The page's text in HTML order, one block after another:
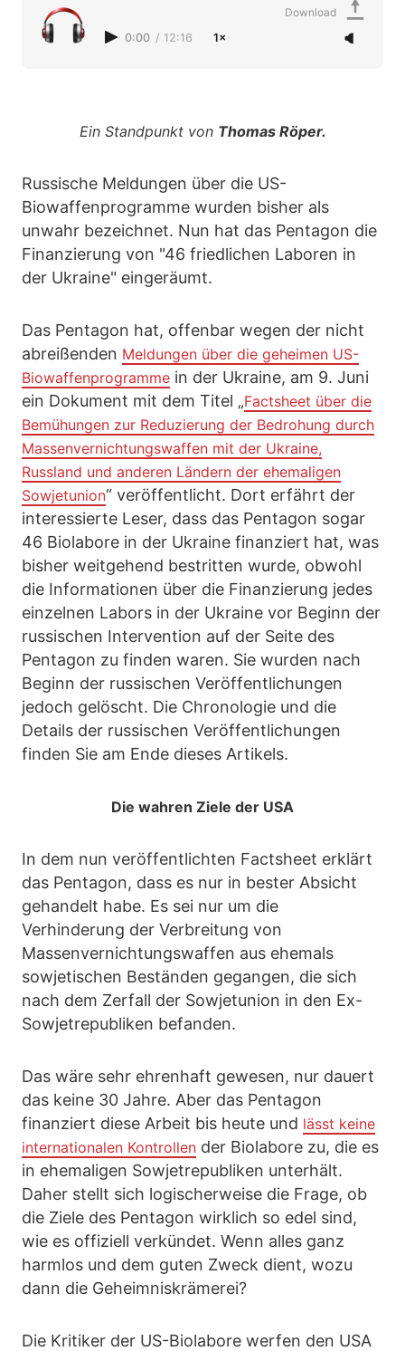
0:00 / 12:16 1×
Download
Ein Standpunkt von Thomas Röper.
Russische Meldungen über die US-
Biowaffenprogramme wurden bisher als
unwahr bezeichnet. Nun hat das Pentagon die
Finanzierung von "46 friedlichen Laboren in
der Ukraine" eingeräumt.
Das Pentagon hat, offenbar wegen der nicht
abreißenden Meldungen über die geheimen US-
Biowaffenprogramme in der Ukraine, am 9. Juni
ein Dokument mit dem Titel „Factsheet über die
Bemühungen zur Reduzierung der Bedrohung durch
Massenvernichtungswaffen mit der Ukraine,
Russland und anderen Ländern der ehemaligen
Sowjetunion“ veröffentlicht. Dort erfährt der
interessierte Leser, dass das Pentagon sogar
46 Biolabore in der Ukraine finanziert hat, was
bisher weitgehend bestritten wurde, obwohl
die Informationen über die Finanzierung jedes
einzelnen Labors in der Ukraine vor Beginn der
russischen Intervention auf der Seite des
Pentagon zu finden waren. Sie wurden nach
Beginn der russischen Veröffentlichungen
jedoch gelöscht. Die Chronologie und die
Details der russischen Veröffentlichungen
finden Sie am Ende dieses Artikels.
Die wahren Ziele der USA
In dem nun veröffentlichten Factsheet erklärt
das Pentagon, dass es nur in bester Absicht
gehandelt habe. Es sei nur um die
Verhinderung der Verbreitung von
Massenvernichtungswaffen aus ehemals
sowjetischen Beständen gegangen, die sich
nach dem Zerfall der Sowjetunion in den Ex-
Sowjetrepubliken befanden.
Das wäre sehr ehrenhaft gewesen, nur dauert
das keine 30 Jahre. Aber das Pentagon
finanziert diese Arbeit bis heute und lässt keine
internationalen Kontrollen der Biolabore zu, die es
in ehemaligen Sowjetrepubliken unterhält.
Daher stellt sich logischerweise die Frage, ob
die Ziele des Pentagon wirklich so edel sind,
wie es offiziell verkündet. Wenn alles ganz
harmlos und dem guten Zweck dient, wozu
dann die Geheimniskrämerei?
Die Kritiker der US-Biolabore werfen den USA